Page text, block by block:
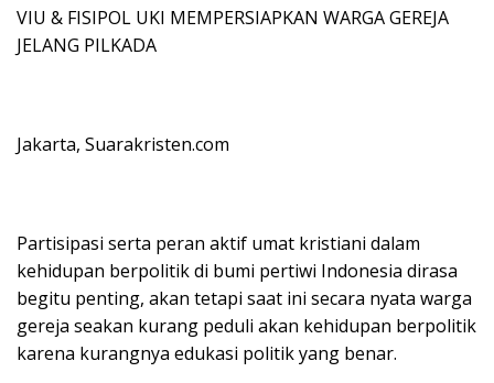
VIU & FISIPOL UKI MEMPERSIAPKAN WARGA GEREJA
JELANG PILKADA
Jakarta, Suarakristen.com
Partisipasi serta peran aktif umat kristiani dalam
kehidupan berpolitik di bumi pertiwi Indonesia dirasa
begitu penting, akan tetapi saat ini secara nyata warga
gereja seakan kurang peduli akan kehidupan berpolitik
karena kurangnya edukasi politik yang benar.